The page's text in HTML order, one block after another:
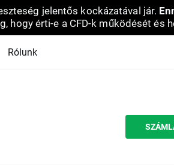
jelentős kockázatával jár.
hogy érti-e a CFD-k működését
Rólunk